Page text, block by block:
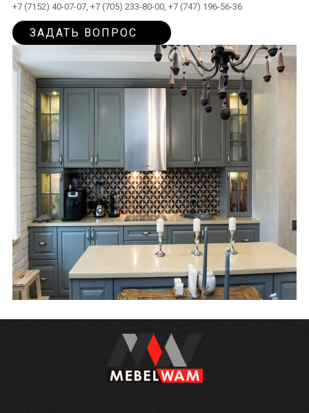
+7 (7152) 40-07-07, +7 (705) 233-80-00, +7 (747) 196-56-36
ЗАДАТЬ ВОПРОС